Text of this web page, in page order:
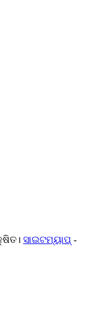
ସାଇଟମ୍ୟାପ୍ -